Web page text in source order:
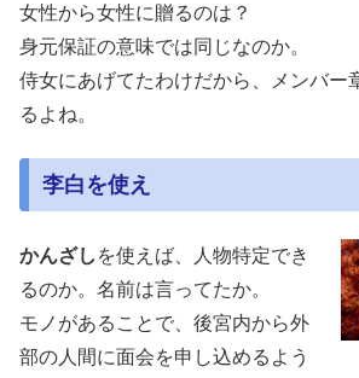
女性から女性に贈るのは？
身元保証の意味では同じなのか。
侍女にあげてたわけだから、メンバー
るよね。
李白を使え
かんざし を使えば、人物特定でき
るのか。名前は言ってたか。
モノがあることで、後宮内から外
部の人間に面会を申し込めるよう